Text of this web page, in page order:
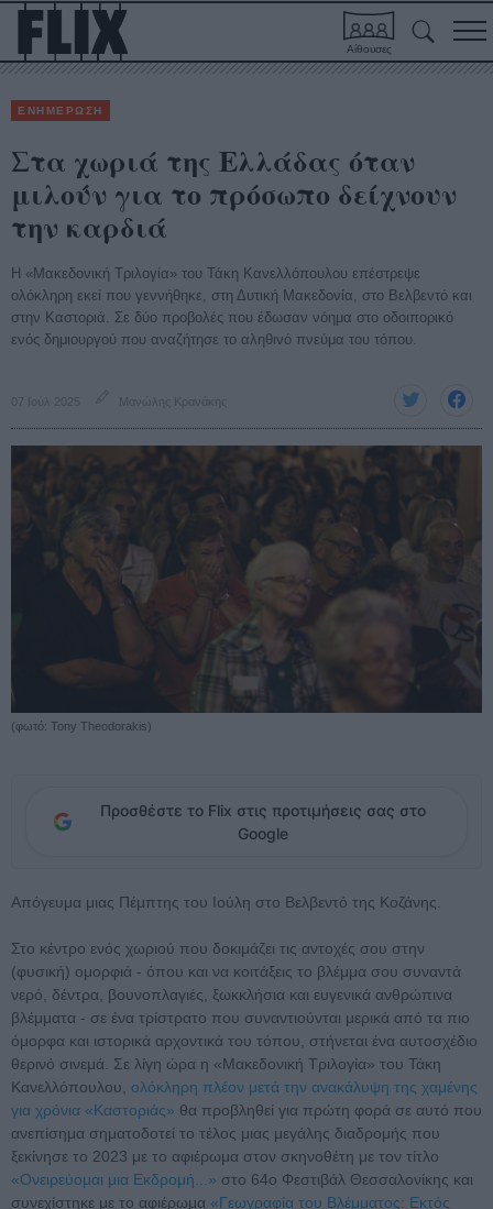
Αίθουσες
ΕΝΗΜΕΡΩΣΗ
Στα χωριά της Ελλάδας όταν
μιλούν για το πρόσωπο δείχνουν
την καρδιά
Η «Μακεδονική Τριλογία» του Τάκη Κανελλόπουλου επέστρεψε
ολόκληρη εκεί που γεννήθηκε, στη Δυτική Μακεδονία, στο Βελβεντό και
στην Καστοριά. Σε δύο προβολές που έδωσαν νόημα στο οδοιπορικό
ενός δημιουργού που αναζήτησε το αληθινό πνεύμα του τόπου.
07 Ιούλ 2025 Μανώλης Κρανάκης
(φωτό: Tony Theodorakis)
Προσθέστε το Flix στις προτιμήσεις σας στο
Google
Απόγευμα μιας Πέμπτης του Ιούλη στο Βελβεντό της Κοζάνης.
Στο κέντρο ενός χωριού που δοκιμάζει τις αντοχές σου στην
(φυσική) ομορφιά - όπου και να κοιτάξεις το βλέμμα σου συναντά
νερό, δέντρα, βουνοπλαγιές, ξωκκλήσια και ευγενικά ανθρώπινα
βλέμματα - σε ένα τρίστρατο που συναντιούνται μερικά από τα πιο
όμορφα και ιστορικά αρχοντικά του τόπου, στήνεται ένα αυτοσχέδιο
θερινό σινεμά. Σε λίγη ώρα η «Μακεδονική Τριλογία» του Τάκη
Κανελλόπουλου, ολόκληρη πλέον μετά την ανακάλυψη της χαμένης
για χρόνια «Καστοριάς» θα προβληθεί για πρώτη φορά σε αυτό που
ανεπίσημα σηματοδοτεί το τέλος μιας μεγάλης διαδρομής που
ξεκίνησε το 2023 με το αφιέρωμα στον σκηνοθέτη με τον τίτλο
«Ονειρεύομαι μια Εκδρομή...» στο 64ο Φεστιβάλ Θεσσαλονίκης και
συνεχίστηκε με το αφιέρωμα «Γεωγραφία του Βλέμματος: Εκτός